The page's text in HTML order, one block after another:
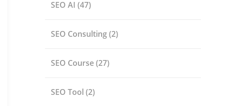
SEO AI (47)
SEO Consulting(2)
SEO Course(27)
SEO Tool (2)